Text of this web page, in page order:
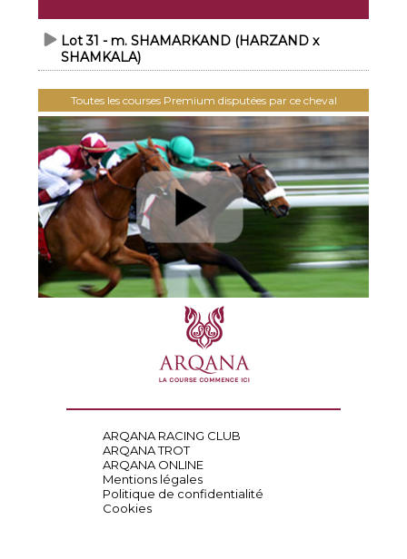
Lot 31 - m. SHAMARKAND (HARZAND x
SHAMKALA)
Toutes les courses Premium disputées par ce cheval
ARQANA RACING CLUB
ARQANA TROT
ARQANA ONLINE
Mentions légales
Politique de confidentialité
Cookies